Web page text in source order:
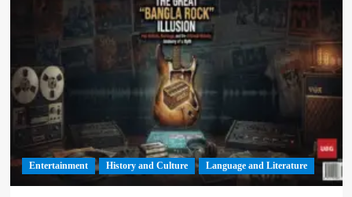
Entertainment History and Culture Language and Literature